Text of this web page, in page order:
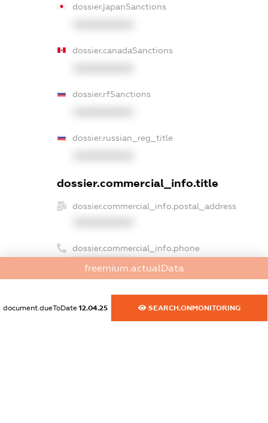
dossier.japanSanctions
dossier.canadaSanctions
dossier.rfSanctions
dossier.russian_reg_title
dossier.commercial_info.title
dossier.commercial_info.postal_address
dossier.commercial_info.phone
XXXXXXXXXX
XXXXXXXXXX
freemium.actualData
document.dueToDate 12.04.25 SEARCH.ONMONITORING